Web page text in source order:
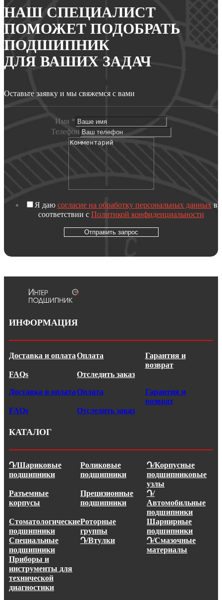
НАШ СПЕЦИАЛИСТ
ПОМОЖЕТ ПОДОБРАТЬ
ПОДШИПНИК
ДЛЯ ВАШИХ ЗАДАЧ
Оставьте заявку и мы свяжемся с вами
Имя *
Телефон
Я даю согласие на обработку персональных данныхв
соответствии с Политикой конфиденциальности
Отправить запрос
ИНФОРМАЦИЯ
Доставка и оплатаОплата
Гарантия и
возврат
FAQs
Отследить заказ
Доставка и оплатаОплата
Гарантия и
возврат
FAQs
Отследить заказ
КАТАЛОГ
Դ/Шариковые
подшипники
Роликовые
подшипники
Դ/Корпусные
подшипниковые
узлы
Разъемные
корпусы
Прецизионные
подшипники
Դ/
Автомобильные
подшипники
Стоматологические
подшипники
Роторные
группы
Шарнирные
подшипники
Специальные
подшипники
Դ/Втулки
Դ/Смазочные
материалы
Приборы и
инструменты для
технической
диагностики